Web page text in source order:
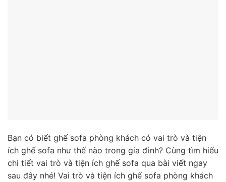
Bạn có biết ghế sofa phòng khách có vai trò và tiện
ích ghế sofa như thế nào trong gia đình? Cùng tìm hiểu
chi tiết vai trò và tiện ích ghế sofa qua bài viết ngay
sau đây nhé! Vai trò và tiện ích ghế sofa phòng khách